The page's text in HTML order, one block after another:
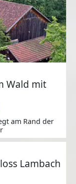
Wald mit
am Rand der
Lambach